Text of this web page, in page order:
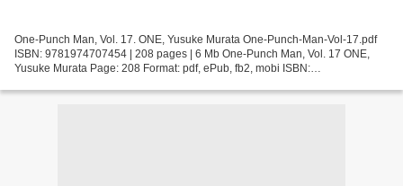
One-Punch Man, Vol. 17. ONE, Yusuke Murata One-Punch-Man-Vol-17.pdf
ISBN: 9781974707454 | 208 pages | 6 Mb One-Punch Man, Vol. 17 ONE,
Yusuke Murata Page: 208 Format: pdf, ePub, fb2, mobi ISBN: